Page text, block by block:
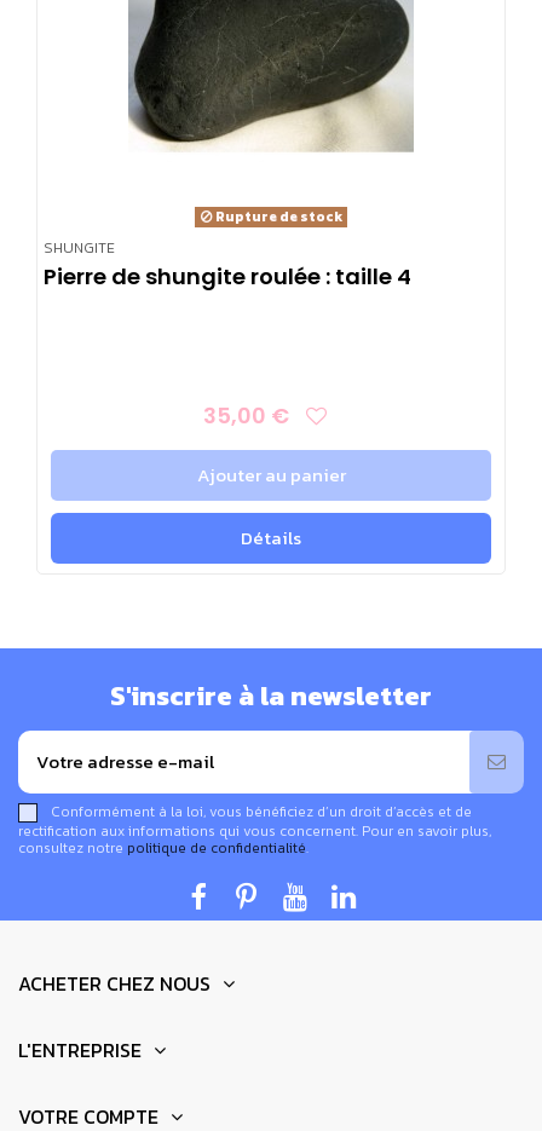
SHUNGITE
Rupture de stock
Pierre de shungite roulée : taille 4
35,00 €
Ajouter au panier
Détails
S'inscrire à la newsletter
Conformément à la loi, vous bénéficiez d’un droit d’accès et de
rectification aux informations qui vous concernent. Pour en savoir plus,
consultez notre politique de confidentialité.
ACHETER CHEZ NOUS
L'ENTREPRISE
VOTRE COMPTE